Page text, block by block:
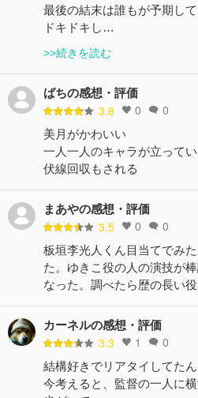
最後の結末は誰もが予期し
ドキドキし…
>>続きを読む
ばちの感想・評価
3.8 0 0
美月がかわいい
一人一人のキャラが立ってい
伏線回収もされる
まあやの感想・評価
3.5 0 0
板垣李光人くん目当てでみ
た。ゆきこ役の人の演技が
なった。調べたら歴の長い
カーネルの感想・評価
3.3 1 0
結構好きでリアタイしてた
今考えると、監督の一人に